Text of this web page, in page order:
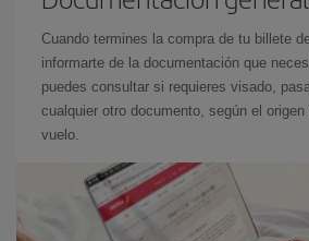
Cuando termines la compra de tu billete
informarte de la documentación que
puedes consultar si requieres visado,
cualquier otro documento, según el
vuelo.